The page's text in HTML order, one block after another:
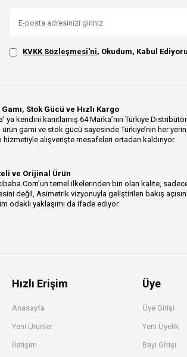
KVKK Sözleşmesi'ni, Okudum, Kabul
Stok Gücü ve Hızlı Kargo
ya kendini kanıtlamış 64 Marka’nın Türkiye
gamı ve stok gücü sayesinde Türkiye’nin her
hizmetiyle alışverişte mesafeleri ortadan kaldırıyor.
ve Orijinal Ürün
temel ilkelerinden biri olan kalite,
değil, Asimetrik vizyonuyla geliştirilen bakış
odaklı yaklaşımı da ifade ediyor.
Hızlı Erişim
Anasayfa
Yeni Ürünler
İletişim
Üye
Üye Girişi
Yeni Üyelik
Bayi Gİrişi